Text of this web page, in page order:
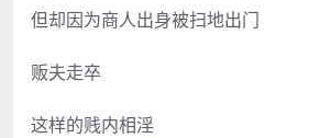
但却因为商人出身被扫地出门
贩夫走卒
这样的贱内相淫